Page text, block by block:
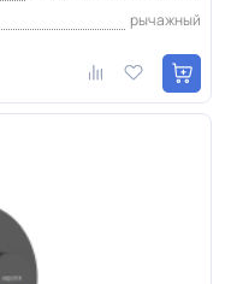
рычажный